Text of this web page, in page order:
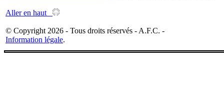
Aller en haut
© Copyright 2026 - Tous droits réservés - A.F.C. -
Information légale.